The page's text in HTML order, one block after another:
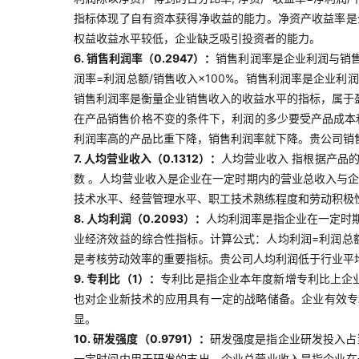
指标体现了自有资本获得净收益的能力。净资产收益率
权益收益水平较低，企业缺乏吸引投资者的能力。
6. 销售利润率（0.2947）：销售利润率是企业利润与销
润率=利润总额/销售收入×100%。销售利润率是企业利
销售利润率是衡量企业销售收入的收益水平的指标，属于
在产品销售价格不变的条件下，利润的多少要受产品成
利润率高的产品比重下降，销售利润率就下降。贵公司
7. 人均营业收入（0.1312）：
人均营业收入 指根据产品
数 。人均营业收入是企业在一定时期内的营业总收入与
技术水平、经营管理水平、职工技术熟练程度和劳动积
8. 人均利润（0.2093）：
人均利润率是指企业在一定时
业经济效益的综合性指标。计算公式：人均利润=利润
是考核劳动效率的重要指标。贵公司人均利润低于行业
9. 专利比（1）：专利比是指企业本年度新增专利比上
也对企业新技术的应用具有一定的战略储备。企业有效
显。
10. 研发强度（0.9791）： 研发强度是指企业研发投入